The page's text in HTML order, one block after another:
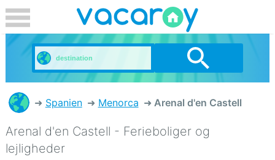
Spanien Menorca Arenal d'en Castell
Arenal d'en Castell - Ferieboliger og
lejligheder